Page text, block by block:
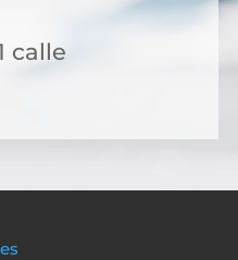
calle